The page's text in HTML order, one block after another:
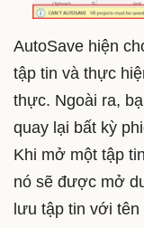
AutoSave hiện
tập tin và thực
thực. Ngoài ra,
quay lại bất kỳ
Khi mở một tập
nó sẽ được mở
lưu tập tin với